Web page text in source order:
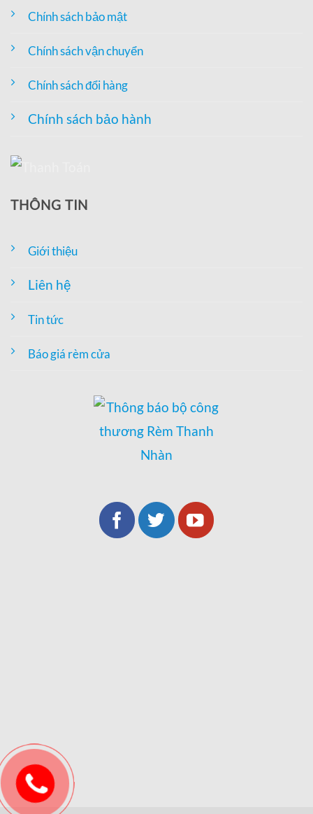
Chính sách bảo mật
Chính sách vận chuyển
Chính sách đổi hàng
Chính sách bảo hành
THÔNG TIN
Giới thiệu
Liên hệ
Tin tức
Báo giá rèm cửa